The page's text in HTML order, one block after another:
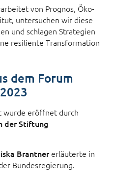
von Prognos, Öko-
untersuchen wir diese
und schlagen Strategien
resiliente Transformation
dem Forum
wurde eröffnet durch
der Stiftung
Brantnererläuterte in
Bundesregierung.